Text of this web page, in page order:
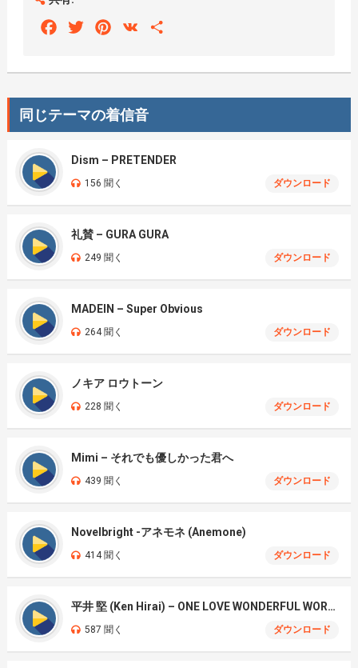
FacebookTwitterPinterest
VK
同じテーマの着信音
Dism – PRETENDER
156 聞く ダウンロード
礼賛 – GURA GURA
249 聞く ダウンロード
MADEIN – Super Obvious
264 聞く ダウンロード
ノキア ロウトーン
228 聞く ダウンロード
Mimi – それでも優しかった君へ
439 聞く ダウンロード
Novelbright -アネモネ (Anemone)
414 聞く ダウンロード
平井 堅 (Ken Hirai) – ONE LOVE WONDERFUL WORLD
587 聞く ダウンロード